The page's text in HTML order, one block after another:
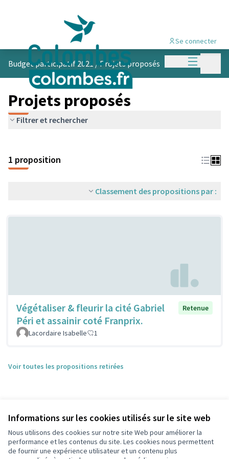
Informations sur les cookies utilisés sur le site web
Nous utilisons des cookies sur notre site Web pour améliorer la
performance et les contenus du site. Les cookies nous permettent
de fournir une expérience utilisateur et un contenu plus
Menu
Se connecter
Budget participatif 2021 /Projets proposés
Projets proposés
Filtrer et rechercher
1 proposition
Classement des propositions par :
Végétaliser & fleurir la cité Gabriel
Péri et assainir coté Franprix.
Retenue
Lacordaire Isabelle 1
Voir toutes les propositions retirées